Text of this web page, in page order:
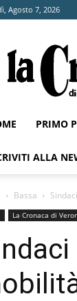
Agosto 7, 2026
PRIMO
ALLA
Bassa
La Cronaca di